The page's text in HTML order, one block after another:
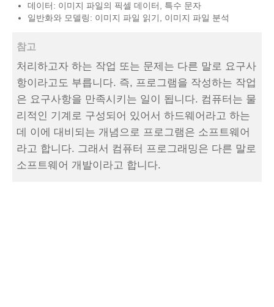
데이터: 이미지 파일의 픽셀 데이터, 특수 문자
일반화와 모델링: 이미지 파일 읽기, 이미지 파일 분석
참고
처리하고자 하는 작업 또는 문제는 다른 말로 요구사
항이라고도 부릅니다. 즉, 프로그램을 작성하는 작업
은 요구사항을 만족시키는 일이 됩니다. 컴퓨터는 물
리적인 기계로 구성되어 있어서 하드웨어라고 하는
데 이에 대비되는 개념으로 프로그램은 소프트웨어
라고 합니다. 그래서 컴퓨터 프로그래밍은 다른 말로
소프트웨어 개발이라고 합니다.